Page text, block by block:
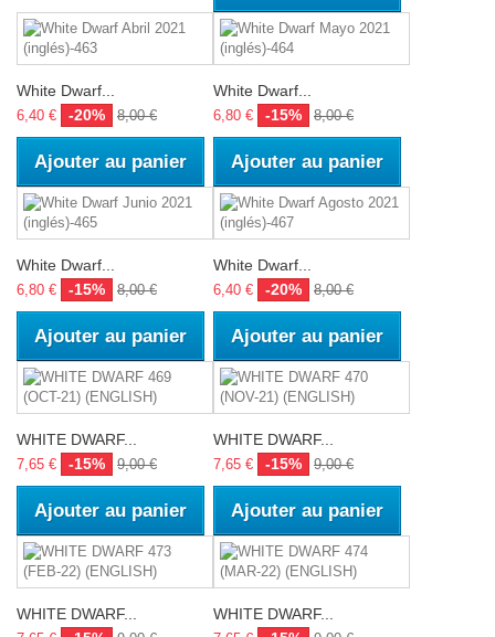
White Dwarf...
6,40 € -20% 8,00 €
Ajouter au panier
White Dwarf...
6,80 € -15% 8,00 €
Ajouter au panier
White Dwarf...
6,80 € -15% 8,00 €
Ajouter au panier
White Dwarf...
6,40 € -20% 8,00 €
Ajouter au panier
WHITE DWARF...
7,65 € -15% 9,00 €
Ajouter au panier
WHITE DWARF...
7,65 € -15% 9,00 €
Ajouter au panier
WHITE DWARF... WHITE DWARF...